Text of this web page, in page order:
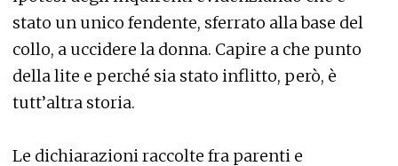
stato un unico fendente, sferrato alla base del
collo, a uccidere la donna. Capire a che punto
della lite e perché sia stato inflitto, però, è
tutt’altra storia.
Le dichiarazioni raccolte fra parenti e